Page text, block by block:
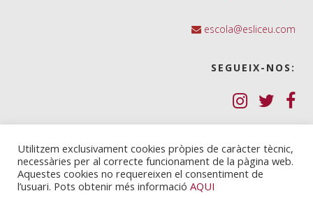
escola@esliceu.com
SEGUEIX-NOS:
Política de Galetes (cookies)
Política de privadesa
Utilitzem exclusivament cookies pròpies de caràcter tècnic,
necessàries per al correcte funcionament de la pàgina web.
Aquestes cookies no requereixen el consentiment de
l’usuari. Pots obtenir més informació AQUI